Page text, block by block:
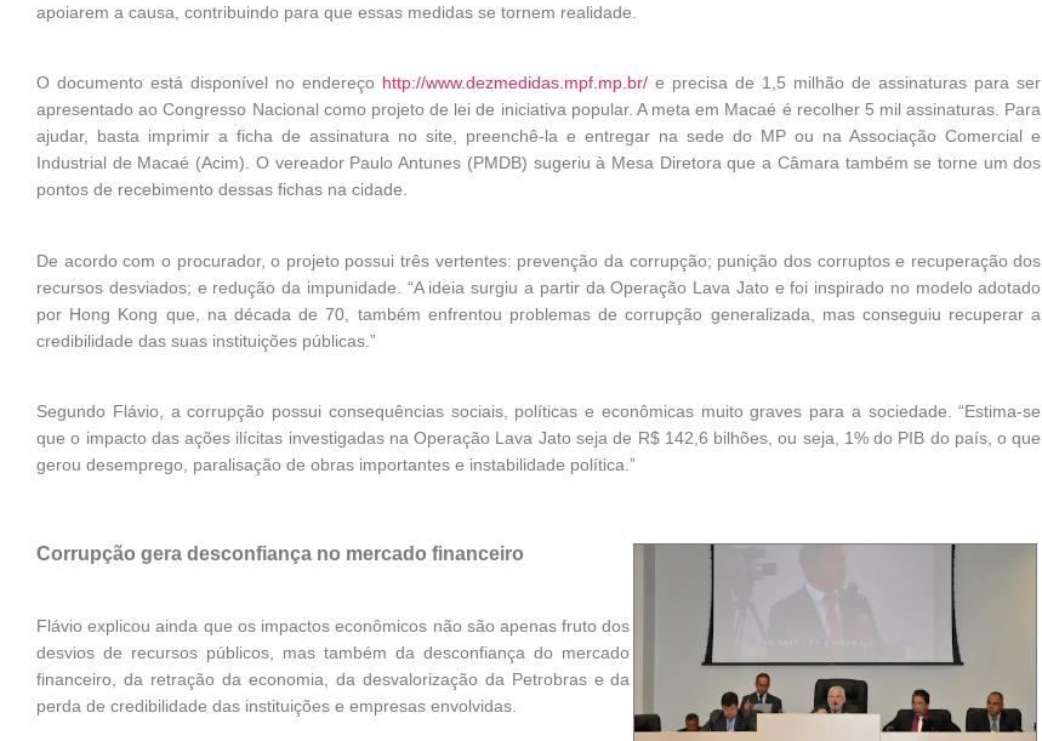
apoiarem a causa, contribuindo para que essas medidas se tornem realidade.
O documento está disponível no endereço http://www.dezmedidas.mpf.mp.br/ e precisa de 1,5 milhão de assinaturas para ser
apresentado ao Congresso Nacional como projeto de lei de iniciativa popular. A meta em Macaé é recolher 5 mil assinaturas. Para
ajudar, basta imprimir a ficha de assinatura no site, preenchê-la e entregar na sede do MP ou na Associação Comercial e
Industrial de Macaé (Acim). O vereador Paulo Antunes (PMDB) sugeriu à Mesa Diretora que a Câmara também se torne um dos
pontos de recebimento dessas fichas na cidade.
De acordo com o procurador, o projeto possui três vertentes: prevenção da corrupção; punição dos corruptos e recuperação dos
recursos desviados; e redução da impunidade. “A ideia surgiu a partir da Operação Lava Jato e foi inspirado no modelo adotado
por Hong Kong que, na década de 70, também enfrentou problemas de corrupção generalizada, mas conseguiu recuperar a
credibilidade das suas instituições públicas.”
Segundo Flávio, a corrupção possui consequências sociais, políticas e econômicas muito graves para a sociedade. “Estima-se
que o impacto das ações ilícitas investigadas na Operação Lava Jato seja de R$ 142,6 bilhões, ou seja, 1% do PIB do país, o que
gerou desemprego, paralisação de obras importantes e instabilidade política.”
Corrupção gera desconfiança no mercado financeiro
Flávio explicou ainda que os impactos econômicos não são apenas fruto dos
desvios de recursos públicos, mas também da desconfiança do mercado
financeiro, da retração da economia, da desvalorização da Petrobras e da
perda de credibilidade das instituições e empresas envolvidas.